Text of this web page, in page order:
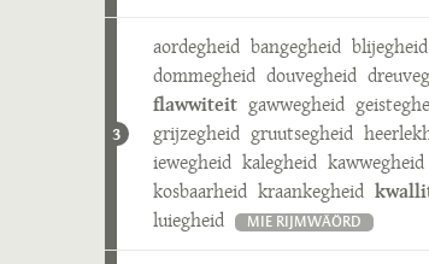
3
aordegheid bangegheid blijegheid
dommegheid douvegheid
flawwiteit gawwegheid
grijzegheid gruutsegheid
iewegheid kalegheid kawwegheid
kosbaarheid kraankegheid
luiegheid
MIE RIJMWÄÖRD